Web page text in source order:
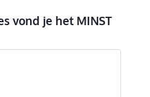
vond je het MINST